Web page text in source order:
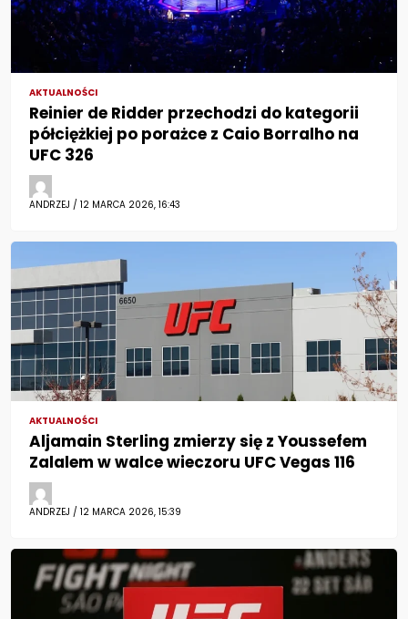
AKTUALNOŚCI
Reinier de Ridder przechodzi do kategorii
półciężkiej po porażce z Caio Borralho na
UFC 326
ANDRZEJ / 12 MARCA 2026, 16:43
AKTUALNOŚCI
Aljamain Sterling zmierzy się z Youssefem
Zalalem w walce wieczoru UFC Vegas 116
ANDRZEJ / 12 MARCA 2026, 15:39